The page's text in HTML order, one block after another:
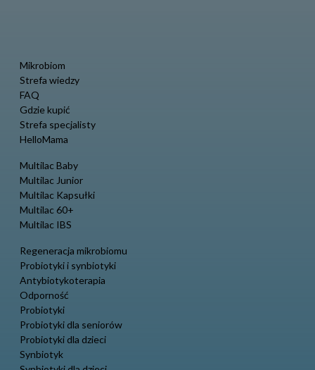
Mikrobiom
Strefa wiedzy
FAQ
Gdzie kupić
Strefa specjalisty
HelloMama
Multilac Baby
Multilac Junior
Multilac Kapsułki
Multilac 60+
Multilac IBS
Regeneracja mikrobiomu
Probiotyki i synbiotyki
Antybiotykoterapia
Odporność
Probiotyki
Probiotyki dla seniorów
Probiotyki dla dzieci
Synbiotyk